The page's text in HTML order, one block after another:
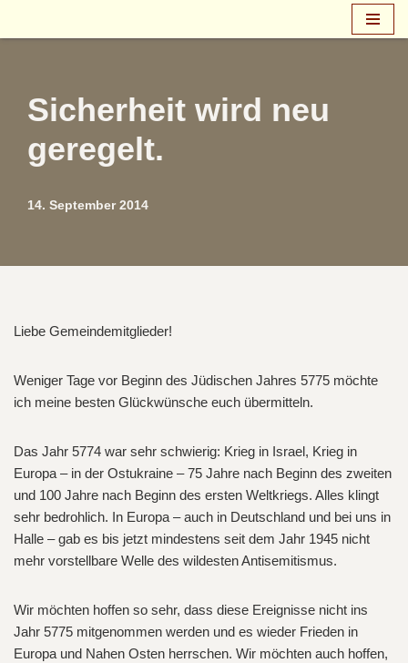
Sicherheit wird neu
geregelt.
14. September 2014
Liebe Gemeindemitglieder!
Weniger Tage vor Beginn des Jüdischen Jahres 5775 möchte
ich meine besten Glückwünsche euch übermitteln.
Das Jahr 5774 war sehr schwierig: Krieg in Israel, Krieg in
Europa – in der Ostukraine – 75 Jahre nach Beginn des zweiten
und 100 Jahre nach Beginn des ersten Weltkriegs. Alles klingt
sehr bedrohlich. In Europa – auch in Deutschland und bei uns in
Halle – gab es bis jetzt mindestens seit dem Jahr 1945 nicht
mehr vorstellbare Welle des wildesten Antisemitismus.
Wir möchten hoffen so sehr, dass diese Ereignisse nicht ins
Jahr 5775 mitgenommen werden und es wieder Frieden in
Europa und Nahen Osten herrschen. Wir möchten auch hoffen,